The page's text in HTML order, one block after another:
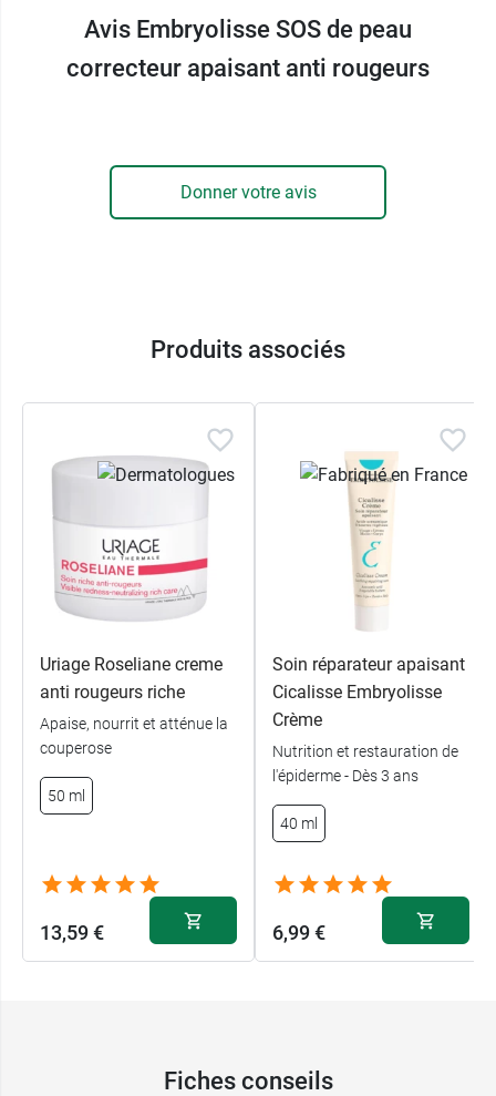
crème SOS soin de peau
Embryolisse ?
méticuleusement dosé pour
neutraliser le rouge
, avec comme objectif d'unifier le
grande tolérance et pourra remplacer votre
peau, même les plus sensibles.
Conditionnement : Tube de 30 ml
Pour les joues, les lèvres et les paumières,
pensez au stick Embryolisse 3 en 1
, un must
have tellement pratique !
Avis Embryolisse SOS de peau
correcteur apaisant anti rougeurs
Donner votre avis
Produits associés
Uriage Roseliane creme
anti rougeurs riche
Apaise, nourrit et atténue la
couperose
50 ml
13,59 €
Soin réparateur apaisant
Cicalisse Embryolisse
Crème
Nutrition et restauration de
l'épiderme - Dès 3 ans
40 ml
6,99 €
Fiches conseils